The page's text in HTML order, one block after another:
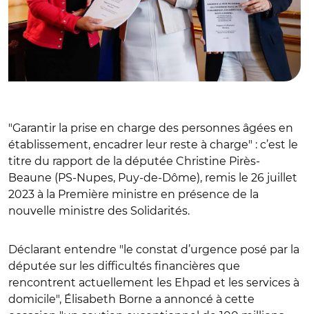
"Garantir la prise en charge des personnes âgées en
établissement, encadrer leur reste à charge" : c’est le
titre du rapport de la députée Christine Pirès-
Beaune (PS-Nupes, Puy-de-Dôme), remis le 26 juillet
2023 à la Première ministre en présence de la
nouvelle ministre des Solidarités.
Déclarant entendre " le constat d’urgence posé par la
députée sur les difficultés financières que
rencontrent actuellement les Ehpad et les services à
domicile", É lisabeth Borne a annoncé à cette